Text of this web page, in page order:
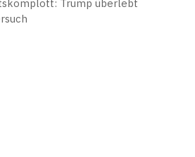
Trump überlebt